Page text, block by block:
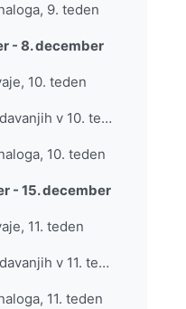
9. teden
- 8. december
10. teden
Kviz po predavanjih v 10. tednu
10. teden
- 15. december
11. teden
Kviz po predavanjih v 11. tednu
11. teden